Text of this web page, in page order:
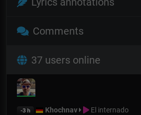
Comments
37 users online
-3 h Khochnav El internado